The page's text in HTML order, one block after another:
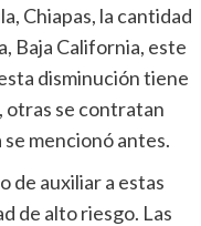
Chiapas, la cantidad
Baja California, este
disminución tiene
otras se contratan
mencionó antes.
de auxiliar a estas
de alto riesgo. Las